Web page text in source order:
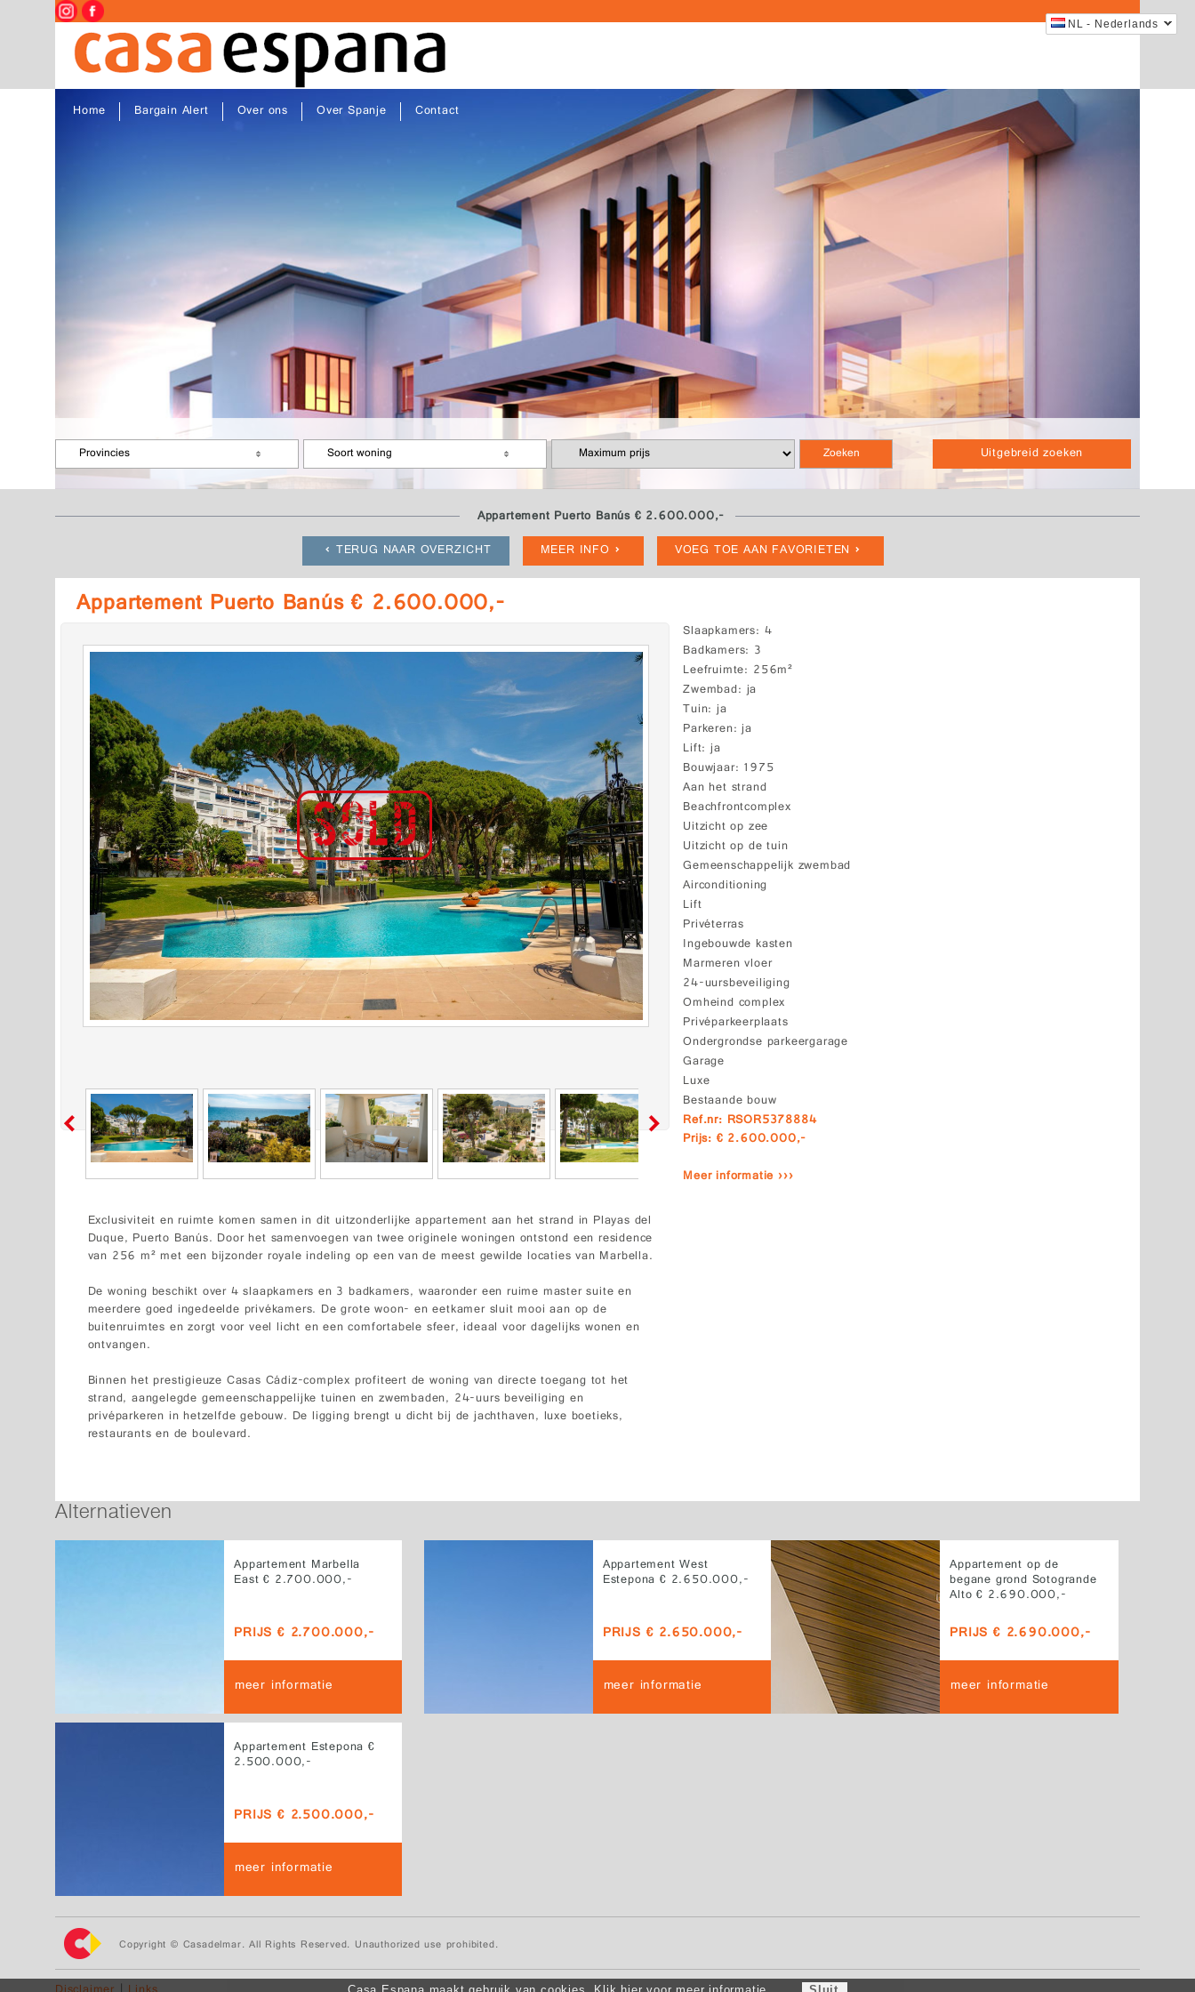
NL - Nederlands
Home Bargain Alert Over ons Over Spanje Contact
Uitgebreid zoeken
Provincies Soort woning
Appartement Puerto Banús € 2.600.000,-
TERUG NAAR OVERZICHT
MEER INFO VOEG TOE AAN FAVORIETEN
Appartement Puerto Banús € 2.600.000,-
Slaapkamers 4
Badkamers 3
Leefruimte 256m²
Zwembad ja
Tuin ja
Parkeren ja
Lift ja
Bouwjaar 1975
Aan het strand
Beachfrontcomplex
Uitzicht op zee
Uitzicht op de tuin
Gemeenschappelijk zwembad
Airconditioning
Lift
Privéterras
Ingebouwde kasten
Marmeren vloer
24-uursbeveiliging
Omheind complex
Privéparkeerplaats
Ondergrondse parkeergarage
Garage
Luxe
Bestaande bouw
Ref.nr: RSOR5378884
Prijs: € 2.600.000,-
Meer informatie ›››
Exclusiviteit en ruimte komen samen in dit uitzonderlijke appartement aan het strand in Playas del
Duque, Puerto Banús. Door het samenvoegen van twee originele woningen ontstond een residence
van 256 m² met een bijzonder royale indeling op een van de meest gewilde locaties van Marbella.
De woning beschikt over 4 slaapkamers en 3 badkamers, waaronder een ruime master suite en
meerdere goed ingedeelde privékamers. De grote woon- en eetkamer sluit mooi aan op de
buitenruimtes en zorgt voor veel licht en een comfortabele sfeer, ideaal voor dagelijks wonen en
ontvangen.
Binnen het prestigieuze Casas Cádiz-complex profiteert de woning van directe toegang tot het
strand, aangelegde gemeenschappelijke tuinen en zwembaden, 24-uurs beveiliging en
privéparkeren in hetzelfde gebouw. De ligging brengt u dicht bij de jachthaven, luxe boetieks,
restaurants en de boulevard.
Alternatieven
Appartement Marbella
East € 2.700.000,-
PRIJS € 2.700.000,-
meer informatie
Appartement West
Estepona € 2.650.000,-
PRIJS € 2.650.000,-
meer informatie
Appartement op de
begane grond Sotogrande
Alto € 2.690.000,-
PRIJS € 2.690.000,-
meer informatie
Appartement Estepona €
2.500.000,-
PRIJS € 2.500.000,-
meer informatie
Copyright © Casadelmar. All Rights Reserved. Unauthorized use prohibited.